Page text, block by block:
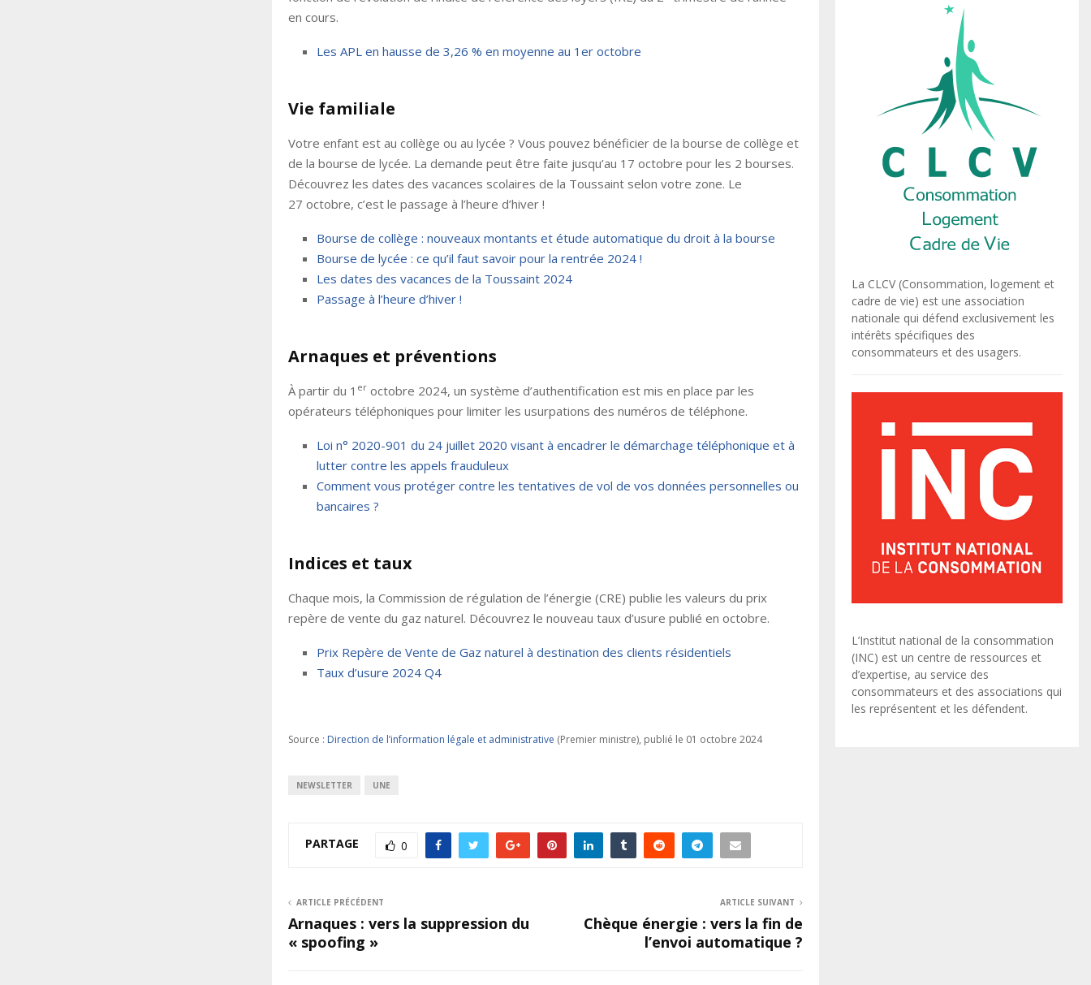
en cours.
Les APL en hausse de 3,26 % en moyenne au 1er octobre
Vie familiale
Votre enfant est au collège ou au lycée ? Vous pouvez bénéficier de la bourse de collège et
de la bourse de lycée. La demande peut être faite jusqu’au 17 octobre pour les 2 bourses.
Découvrez les dates des vacances scolaires de la Toussaint selon votre zone. Le
27 octobre, c’est le passage à l’heure d’hiver !
Bourse de collège : nouveaux montants et étude automatique du droit à la bourse
Bourse de lycée : ce qu’il faut savoir pour la rentrée 2024 !
Les dates des vacances de la Toussaint 2024
Passage à l’heure d’hiver !
Arnaques et préventions
À partir du 1 er octobre 2024, un système d’authentification est mis en place par les
opérateurs téléphoniques pour limiter les usurpations des numéros de téléphone.
Loi n° 2020-901 du 24 juillet 2020 visant à encadrer le démarchage téléphonique et à
lutter contre les appels frauduleux
Comment vous protéger contre les tentatives de vol de vos données personnelles ou
bancaires ?
Indices et taux
Chaque mois, la Commission de régulation de l’énergie (CRE) publie les valeurs du prix
repère de vente du gaz naturel. Découvrez le nouveau taux d’usure publié en octobre.
Prix Repère de Vente de Gaz naturel à destination des clients résidentiels
Taux d’usure 2024 Q4
Source : Direction de l’information légale et administrative (Premier ministre), publié le 01 octobre 2024
NEWSLETTER UNE
PARTAGE 0
ARTICLE PRÉCÉDENT
Arnaques : vers la suppression du
« spoofing »
ARTICLE SUIVANT
Chèque énergie : vers la fin de
l’envoi automatique ?
La CLCV (Consommation, logement et
cadre de vie) est une association
nationale qui défend exclusivement les
intérêts spécifiques des
consommateurs et des usagers.
L’Institut national de la consommation
(INC) est un centre de ressources et
d’expertise, au service des
consommateurs et des associations qui
les représentent et les défendent.